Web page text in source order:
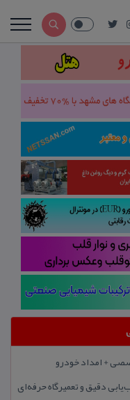
+ امداد خودرو
دقیق و تعمیرگاه حرفه‌ای